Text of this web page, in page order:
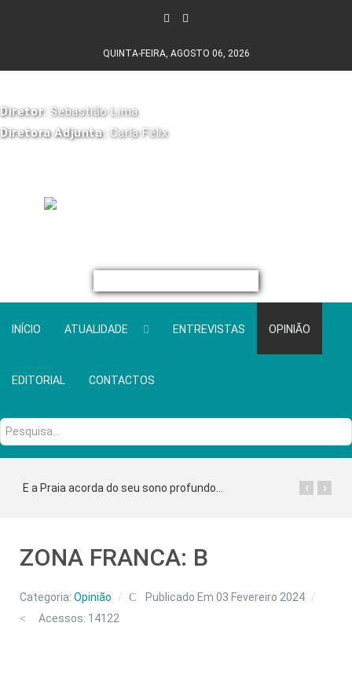
QUINTA-FEIRA, AGOSTO 06, 2026
Diretor: Sebastião Lima
Diretora Adjunta: Carla Félix
INÍCIO ATUALIDADE ENTREVISTAS OPINIÃO
EDITORIAL CONTACTOS
Pesquisa...
E a Praia acorda do seu sono profundo... ›
‹
ZONA FRANCA: B
Categoria: Opinião
Publicado Em 03 Fevereiro 2024
Acessos: 14122